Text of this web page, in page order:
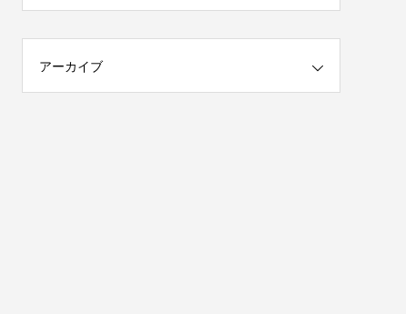
アーカイブ